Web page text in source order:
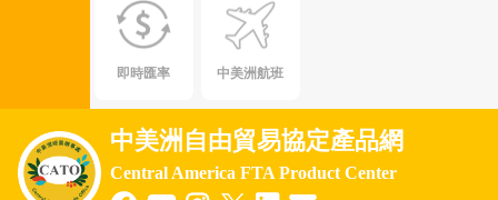
即時匯率 中美洲航班
中美洲自由貿易協定產品網
Central America FTA Product Center